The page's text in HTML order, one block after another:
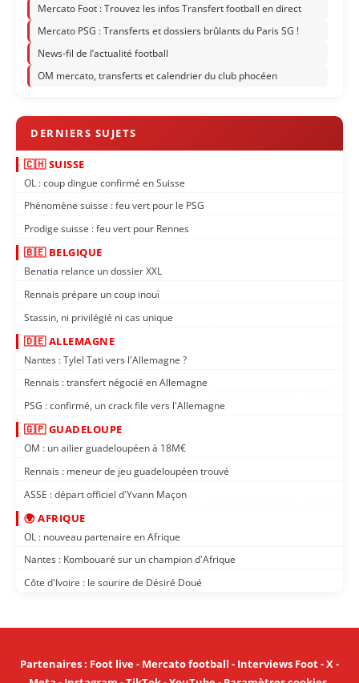
Mercato Foot : Trouvez les infos Transfert football en direct
Mercato PSG : Transferts et dossiers brûlants du Paris SG !
News-fil de l’actualité football
OM mercato, transferts et calendrier du club phocéen
🇨🇭 SUISSE
OL : coup dingue confirmé en Suisse
Phénomène suisse : feu vert pour le PSG
Prodige suisse : feu vert pour Rennes
🇧🇪 BELGIQUE
Benatia relance un dossier XXL
Rennais prépare un coup inouï
Stassin, ni privilégié ni cas unique
🇩🇪 ALLEMAGNE
Nantes : Tylel Tati vers l'Allemagne ?
Rennais : transfert négocié en Allemagne
PSG : confirmé, un crack file vers l'Allemagne
🇬🇵 GUADELOUPE
OM : un ailier guadeloupéen à 18M€
Rennais : meneur de jeu guadeloupéen trouvé
ASSE : départ officiel d'Yvann Maçon
🌍 AFRIQUE
OL : nouveau partenaire en Afrique
Nantes : Kombouaré sur un champion d'Afrique
Côte d'Ivoire : le sourire de Désiré Doué
Partenaires: Foot live- Mercato football - Interviews Foot-X-